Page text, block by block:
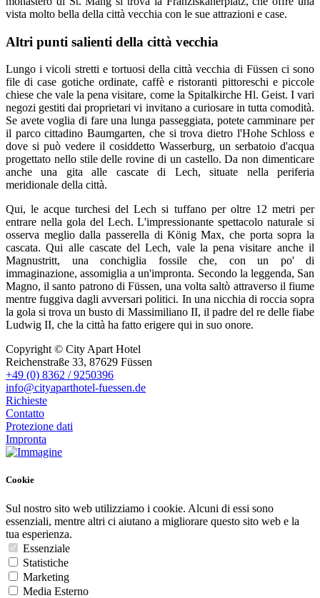
vista molto bella della città vecchia con le sue attrazioni e case.
Altri punti salienti della città vecchia
Lungo i vicoli stretti e tortuosi della città vecchia di Füssen ci sono
file di case gotiche ordinate, caffè e ristoranti pittoreschi e piccole
chiese che vale la pena visitare, come la Spitalkirche Hl. Geist. I vari
negozi gestiti dai proprietari vi invitano a curiosare in tutta comodità.
Se avete voglia di fare una lunga passeggiata, potete camminare per
il parco cittadino Baumgarten, che si trova dietro l'Hohe Schloss e
dove si può vedere il cosiddetto Wasserburg, un serbatoio d'acqua
progettato nello stile delle rovine di un castello. Da non dimenticare
anche una gita alle cascate di Lech, situate nella periferia
meridionale della città.
Qui, le acque turchesi del Lech si tuffano per oltre 12 metri per
entrare nella gola del Lech. L'impressionante spettacolo naturale si
osserva meglio dalla passerella di König Max, che porta sopra la
cascata. Qui alle cascate del Lech, vale la pena visitare anche il
Magnustritt, una conchiglia fossile che, con un po' di
immaginazione, assomiglia a un'impronta. Secondo la leggenda, San
Magno, il santo patrono di Füssen, una volta saltò attraverso il fiume
mentre fuggiva dagli avversari politici. In una nicchia di roccia sopra
la gola si trova un busto di Massimiliano II, il padre del re delle fiabe
Ludwig II, che la città ha fatto erigere qui in suo onore.
Copyright © City Apart Hotel
Reichenstraße 33, 87629 Füssen
+49 (0) 8362 / 9250396
info@cityaparthotel-fuessen.de
Richieste
Contatto
Protezione dati
Impronta
Cookie
Sul nostro sito web utilizziamo i cookie. Alcuni di essi sono
essenziali, mentre altri ci aiutano a migliorare questo sito web e la
tua esperienza.
Essenziale
Statistiche
Marketing
Media Esterno